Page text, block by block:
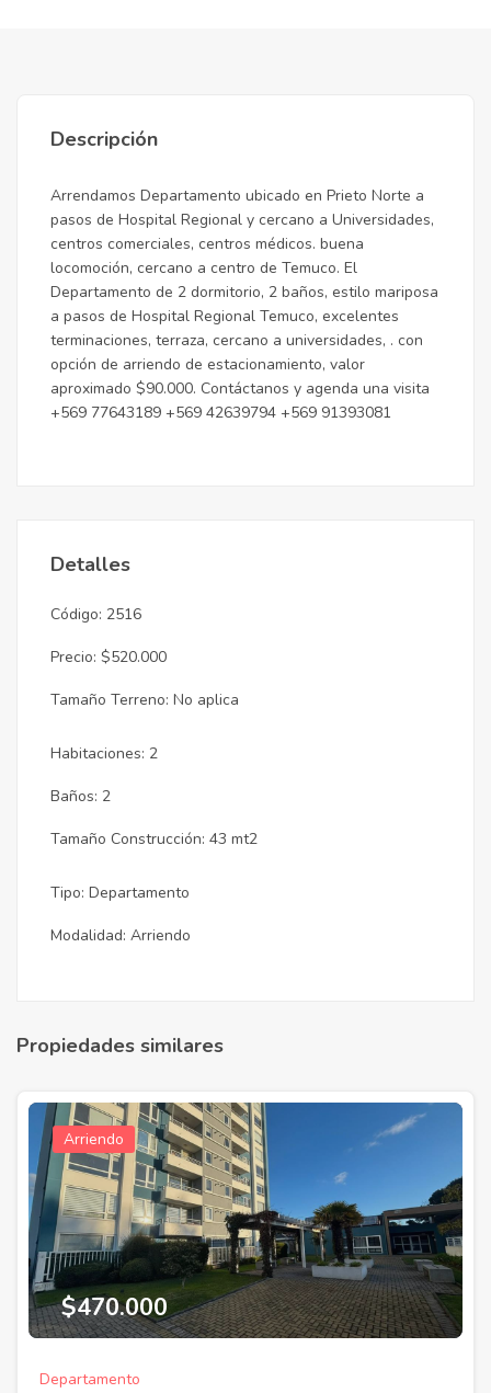
Descripción
Arrendamos Departamento ubicado en Prieto Norte a
pasos de Hospital Regional y cercano a Universidades,
centros comerciales, centros médicos. buena
locomoción, cercano a centro de Temuco. El
Departamento de 2 dormitorio, 2 baños, estilo mariposa
a pasos de Hospital Regional Temuco, excelentes
terminaciones, terraza, cercano a universidades, . con
opción de arriendo de estacionamiento, valor
aproximado $90.000. Contáctanos y agenda una visita
+569 77643189 +569 42639794 +569 91393081
Detalles
Código: 2516
Precio: $520.000
Tamaño Terreno: No aplica
Habitaciones: 2
Baños: 2
Tamaño Construcción: 43 mt2
Tipo: Departamento
Modalidad: Arriendo
Propiedades similares
Arriendo
$470.000
Departamento